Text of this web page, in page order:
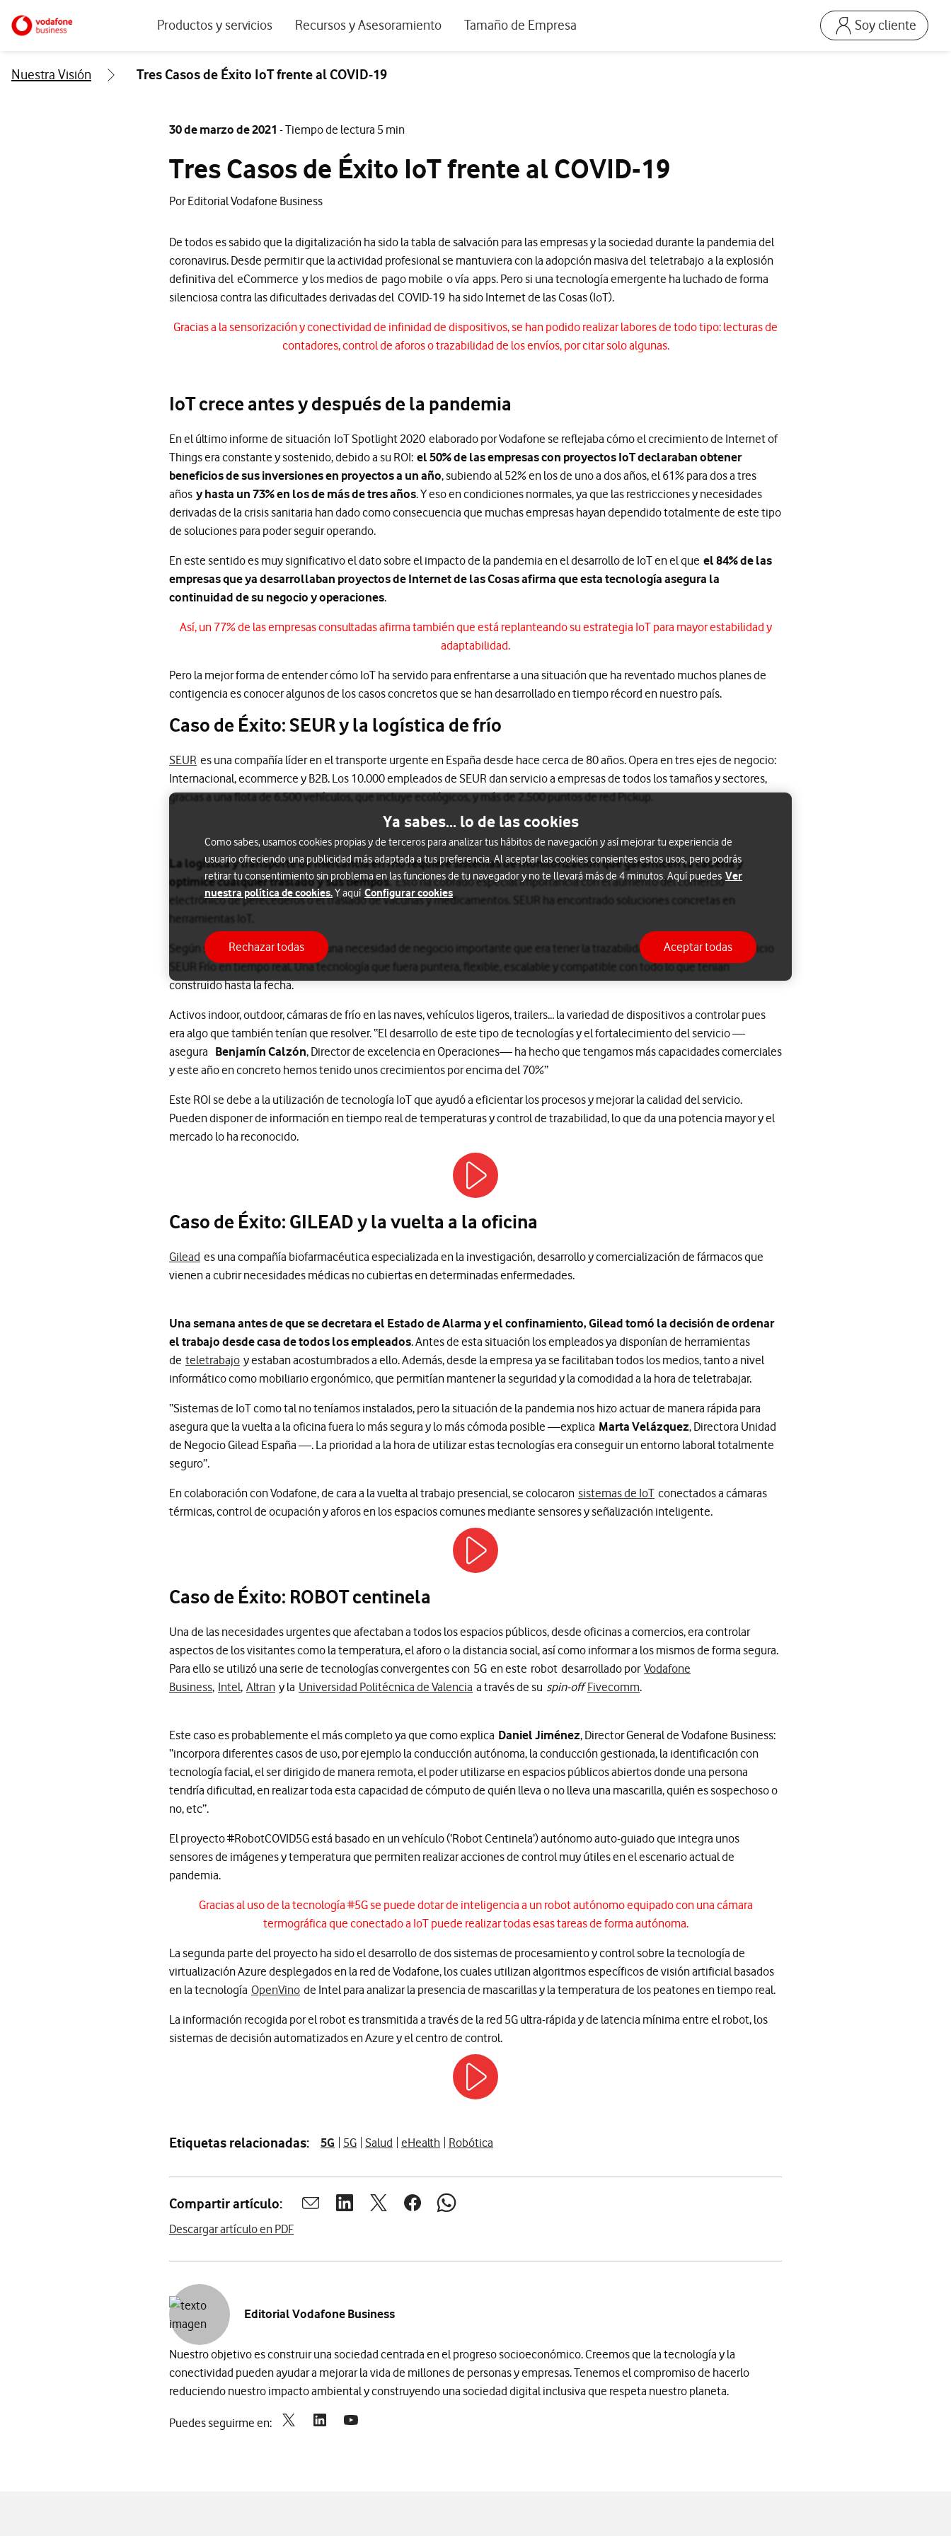
Ir a la pagina principal de vodafone.esProductos y servicios
Ver todos los servicios
IA para empresas
Workplace
Servicios Cloud
Recursos y Asesoramiento
Eventos y webinars
Tamaño de Empresa Soy cliente
Ir a la pagina
Nuestra Visión Tres Casos de Éxito IoT frente al COVID-19
30 de marzo de 2021 - Tiempo de lectura 5 min
Tres Casos de Éxito IoT frente al COVID-19
Por Editorial Vodafone Business
De todos es sabido que la digitalización ha sido la tabla de salvación para las empresas y la sociedad durante la pandemia del
coronavirus. Desde permitir que la actividad profesional se mantuviera con la adopción masiva del teletrabajo a la explosión
definitiva del eCommerce y los medios de pago mobile o vía apps. Pero si una tecnología emergente ha luchado de forma
silenciosa contra las dificultades derivadas del COVID-19 ha sido Internet de las Cosas (IoT).
Gracias a la sensorización y conectividad de infinidad de dispositivos, se han podido realizar labores de todo tipo: lecturas de
contadores, control de aforos o trazabilidad de los envíos, por citar solo algunas.
IoT crece antes y después de la pandemia
En el último informe de situación IoT Spotlight 2020 elaborado por Vodafone se reflejaba cómo el crecimiento de Internet of
Things era constante y sostenido, debido a su ROI: el 50% de las empresas con proyectos IoT declaraban obtener
beneficios de sus inversiones en proyectos a un año, subiendo al 52% en los de uno a dos años, el 61% para dos a tres
años y hasta un 73% en los de más de tres años. Y eso en condiciones normales, ya que las restricciones y necesidades
derivadas de la crisis sanitaria han dado como consecuencia que muchas empresas hayan dependido totalmente de este tipo
de soluciones para poder seguir operando.
En este sentido es muy significativo el dato sobre el impacto de la pandemia en el desarrollo de IoT en el que el 84% de las
empresas que ya desarrollaban proyectos de Internet de las Cosas afirma que esta tecnología asegura la
continuidad de su negocio y operaciones.
Así, un 77% de las empresas consultadas afirma también que está replanteando su estrategia IoT para mayor estabilidad y
adaptabilidad.
Pero la mejor forma de entender cómo IoT ha servido para enfrentarse a una situación que ha reventado muchos planes de
contigencia es conocer algunos de los casos concretos que se han desarrollado en tiempo récord en nuestro país.
Caso de Éxito: SEUR y la logística de frío
SEUR es una compañía líder en el transporte urgente en España desde hace cerca de 80 años. Opera en tres ejes de negocio:
Internacional, ecommerce y B2B. Los 10.000 empleados de SEUR dan servicio a empresas de todos los tamaños y sectores,
gracias a una flota de 6.500 vehículos, que incluye ecológicos, y más de 2.500 puntos de red Pickup.
La logística y transporte de mercancía en frío requiere sistemas de monitorización que garanticen la cadena y
optimice cualquier traslado y sus tiempos.Esto ha cobrado especial importancia con el aumento del comercio
electrónico de perecederos o el traslado de vacunas y medicamentos. SEUR ha encontrado soluciones concretas en
herramientas IoT.
Según sus responsables, tenían una necesidad de negocio importante que era tener la trazabilidad de los envíos del servicio
SEUR Frío en tiempo real. Una tecnología que fuera puntera, flexible, escalable y compatible con todo lo que tenían
construido hasta la fecha.
Activos indoor, outdoor, cámaras de frío en las naves, vehículos ligeros, trailers… la variedad de dispositivos a controlar pues
era algo que también tenían que resolver. “El desarrollo de este tipo de tecnologías y el fortalecimiento del servicio —
asegura Benjamín Calzón, Director de excelencia en Operaciones— ha hecho que tengamos más capacidades comerciales
y este año en concreto hemos tenido unos crecimientos por encima del 70%”
Este ROI se debe a la utilización de tecnología IoT que ayudó a eficientar los procesos y mejorar la calidad del servicio.
Pueden disponer de información en tiempo real de temperaturas y control de trazabilidad, lo que da una potencia mayor y el
mercado lo ha reconocido.
Caso de Éxito: GILEAD y la vuelta a la oficina
Gilead es una compañía biofarmacéutica especializada en la investigación, desarrollo y comercialización de fármacos que
vienen a cubrir necesidades médicas no cubiertas en determinadas enfermedades.
Una semana antes de que se decretara el Estado de Alarma y el confinamiento, Gilead tomó la decisión de ordenar
el trabajo desde casa de todos los empleados. Antes de esta situación los empleados ya disponían de herramientas
de teletrabajo y estaban acostumbrados a ello. Además, desde la empresa ya se facilitaban todos los medios, tanto a nivel
informático como mobiliario ergonómico, que permitían mantener la seguridad y la comodidad a la hora de teletrabajar.
“Sistemas de IoT como tal no teníamos instalados, pero la situación de la pandemia nos hizo actuar de manera rápida para
asegura que la vuelta a la oficina fuera lo más segura y lo más cómoda posible —explica Marta Velázquez, Directora Unidad
de Negocio Gilead España —. La prioridad a la hora de utilizar estas tecnologías era conseguir un entorno laboral totalmente
seguro”.
En colaboración con Vodafone, de cara a la vuelta al trabajo presencial, se colocaron sistemas de IoT conectados a cámaras
térmicas, control de ocupación y aforos en los espacios comunes mediante sensores y señalización inteligente.
Caso de Éxito: ROBOT centinela
Una de las necesidades urgentes que afectaban a todos los espacios públicos, desde oficinas a comercios, era controlar
aspectos de los visitantes como la temperatura, el aforo o la distancia social, así como informar a los mismos de forma segura.
Para ello se utilizó una serie de tecnologías convergentes con 5G en este robot desarrollado por Vodafone
Business, Intel, Altran y la Universidad Politécnica de Valencia a través de su spin-off Fivecomm.
Este caso es probablemente el más completo ya que como explica Daniel Jiménez, Director General de Vodafone Business:
“incorpora diferentes casos de uso, por ejemplo la conducción autónoma, la conducción gestionada, la identificación con
tecnología facial, el ser dirigido de manera remota, el poder utilizarse en espacios públicos abiertos donde una persona
tendría dificultad, en realizar toda esta capacidad de cómputo de quién lleva o no lleva una mascarilla, quién es sospechoso o
no, etc”.
El proyecto #RobotCOVID5G​ está basado en un vehículo (‘Robot Centinela’) autónomo auto-guiado que integra unos
sensores de imágenes y temperatura que permiten realizar acciones de control muy útiles en el escenario actual de
pandemia.
Gracias al uso de la tecnología #5G​ se puede dotar de inteligencia a un robot autónomo equipado con una cámara
termográfica que conectado a IoT puede realizar todas esas tareas de forma autónoma.
La segunda parte del proyecto ha sido el desarrollo de dos sistemas de procesamiento y control sobre la tecnología de
virtualización Azure desplegados en la red de Vodafone, los cuales utilizan algoritmos específicos de visión artificial basados
en la tecnología OpenVino de Intel para analizar la presencia de mascarillas y la temperatura de los peatones en tiempo real.
La información recogida por el robot es transmitida a través de la red 5G ultra-rápida y de latencia mínima entre el robot, los
sistemas de decisión automatizados en Azure y el centro de control.
Etiquetas relacionadas: 5G 5G Salud eHealth Robótica
Compartir artículo: Abrir ventana para compartir en mail
Abrir ventana para compartir en linkedin
Abrir ventana para compartir en twitter
Abrir ventana para compartir en facebook
Abrir ventana para compartir en whatsapp
Descargar artículo en PDF
Editorial Vodafone Business
Nuestro objetivo es construir una sociedad centrada en el progreso socioeconómico. Creemos que la tecnología y la
conectividad pueden ayudar a mejorar la vida de millones de personas y empresas. Tenemos el compromiso de hacerlo
reduciendo nuestro impacto ambiental y construyendo una sociedad digital inclusiva que respeta nuestro planeta.
Puedes seguirme en:
Ya sabes... lo de las cookies
Como sabes, usamos cookies propias y de terceros para analizar tus hábitos de navegación y así mejorar tu experiencia de
usuario ofreciendo una publicidad más adaptada a tus preferencia. Al aceptar las cookies consientes estos usos, pero podrás
retirar tu consentimiento sin problema en las funciones de tu navegador y no te llevará más de 4 minutos. Aquí puedes Ver
nuestra política de cookies.Y aquí Configurar cookies
Rechazar todas Aceptar todas